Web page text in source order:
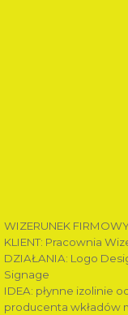
WIZERUNEK
KLIENT: Pracownia
DZIAŁANIA: Logo
Signage
IDEA: płynne izolinie
producenta wkładów